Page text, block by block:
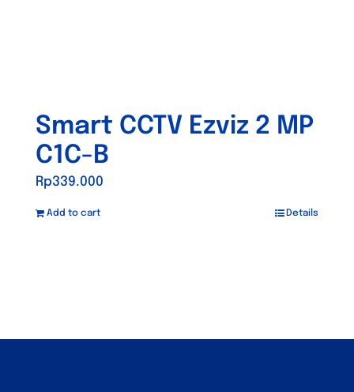
Smart CCTV Ezviz 2 MP
C1C-B
Rp339.000
Add to cart Details